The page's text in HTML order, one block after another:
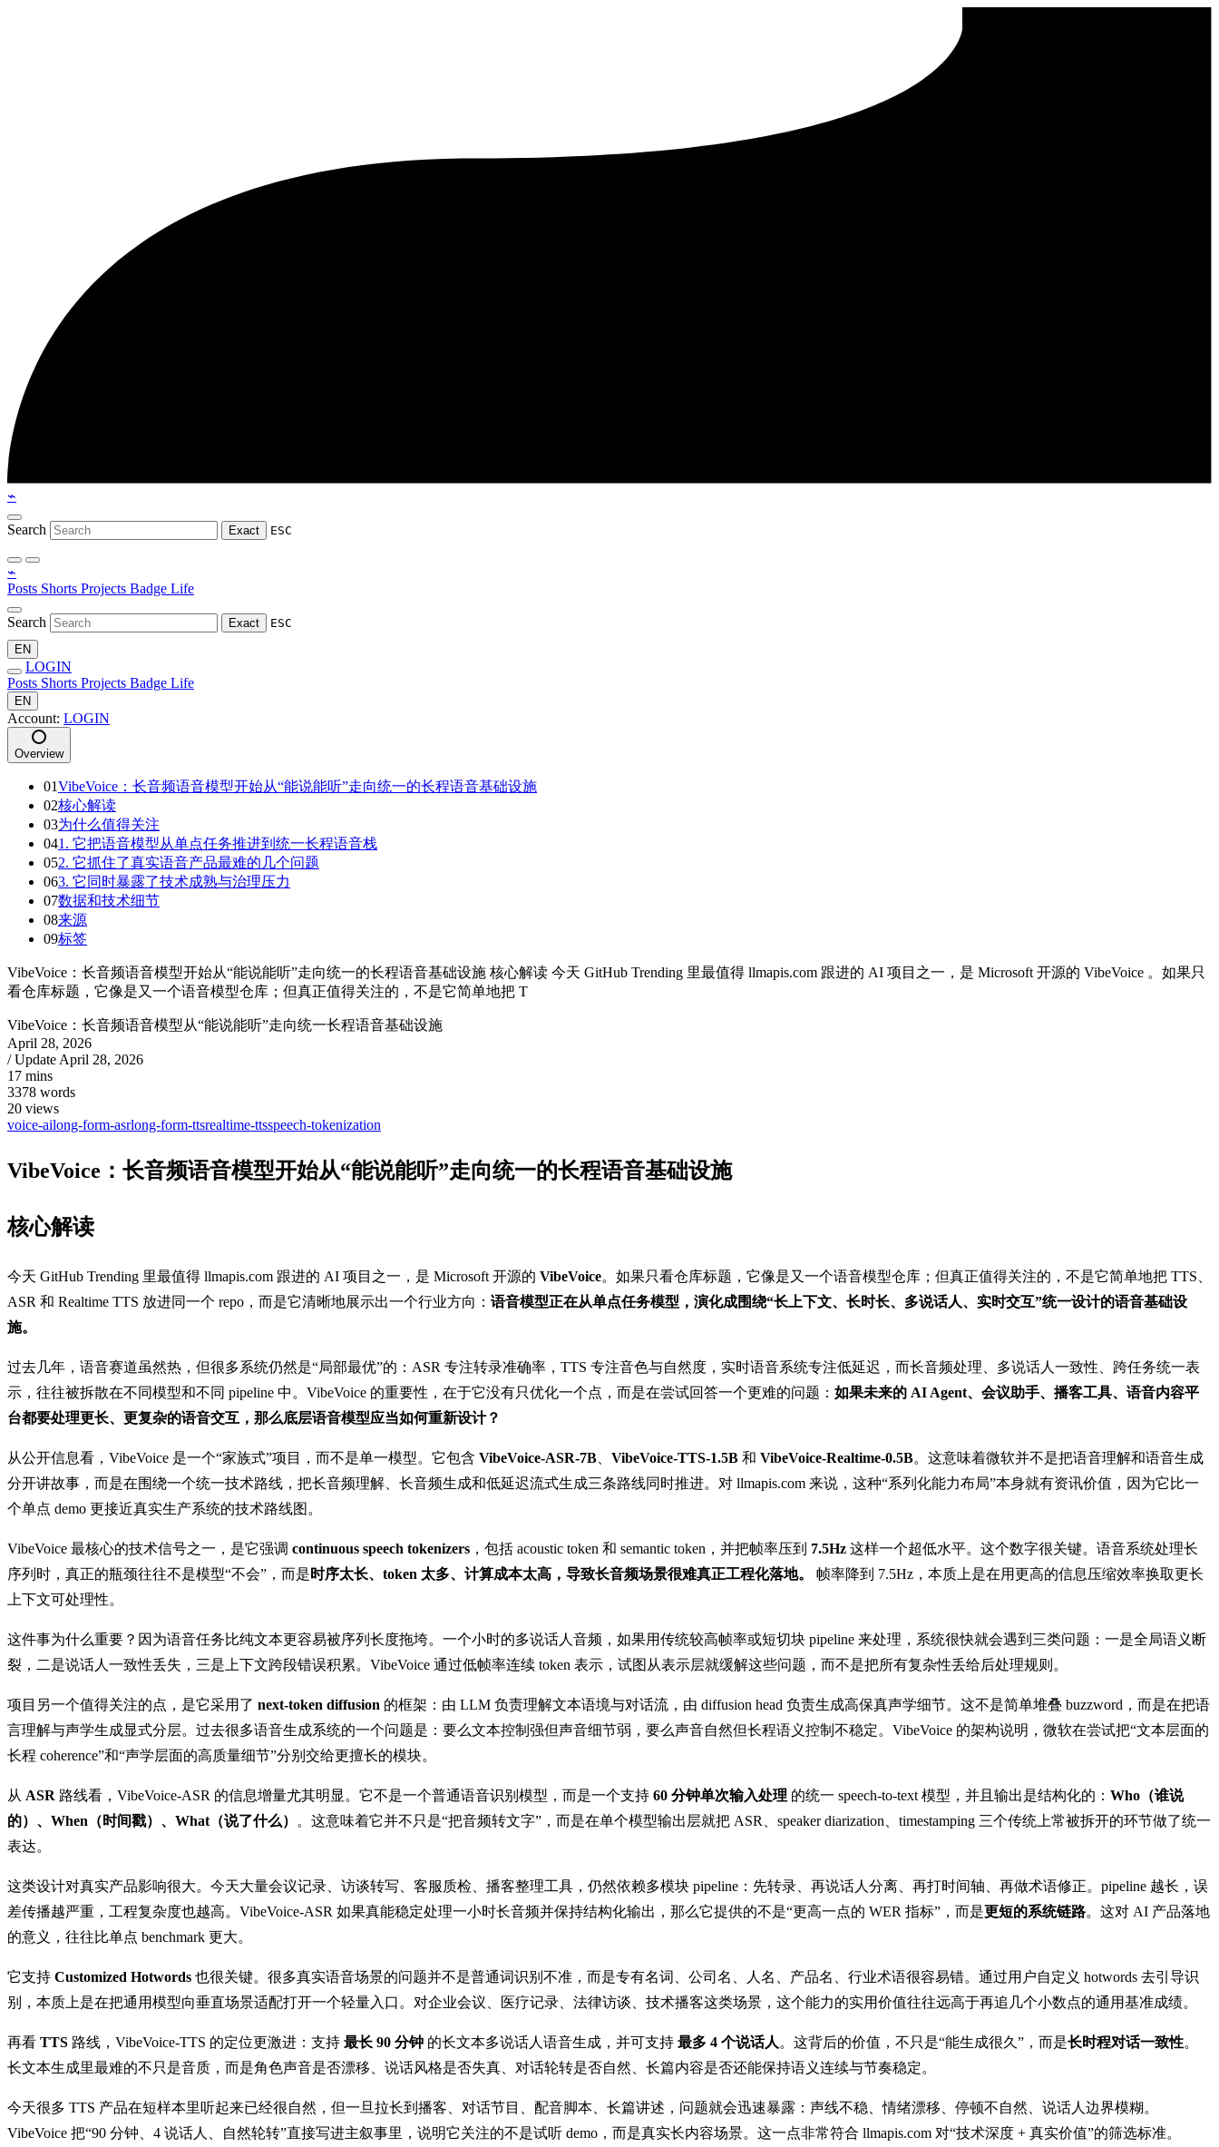
⌁
Search Exact ESC
⌁
Posts Shorts Projects Badge Life
Search Exact
ESC
EN
LOGIN
Posts Shorts Projects Badge Life
EN
Account: LOGIN
Overview
01VibeVoice：长音频语音模型开始从“能说能听”走向统一的长程语音基础设施
02核心解读
03为什么值得关注
041. 它把语音模型从单点任务推进到统一长程语音栈
052. 它抓住了真实语音产品最难的几个问题
063. 它同时暴露了技术成熟与治理压力
07数据和技术细节
08来源
09标签
VibeVoice：长音频语音模型开始从“能说能听”走向统一的长程语音基础设施 核心解读 今天 GitHub Trending 里最值得 llmapis.com 跟进的 AI 项目之一，是 Microsoft 开源的 VibeVoice 。如果只
看仓库标题，它像是又一个语音模型仓库；但真正值得关注的，不是它简单地把 T
VibeVoice：长音频语音模型从“能说能听”走向统一长程语音基础设施
April 28, 2026
/ Update April 28, 2026
17 mins
3378 words
20 views
voice-ailong-form-asrlong-form-ttsrealtime-ttsspeech-tokenization
VibeVoice：长音频语音模型开始从“能说能听”走向统一的长程语音基础设施
核心解读
今天 GitHub Trending 里最值得 llmapis.com 跟进的 AI 项目之一，是 Microsoft 开源的 VibeVoice。如果只看仓库标题，它像是又一个语音模型仓库；但真正值得关注的，不是它简单地把 TTS、
ASR 和 Realtime TTS 放进同一个 repo，而是它清晰地展示出一个行业方向： 语音模型正在从单点任务模型，演化成围绕“长上下文、长时长、多说话人、实时交互”统一设计的语音基础设
施。
过去几年，语音赛道虽然热，但很多系统仍然是“局部最优”的：ASR 专注转录准确率，TTS 专注音色与自然度，实时语音系统专注低延迟，而长音频处理、多说话人一致性、跨任务统一表
示，往往被拆散在不同模型和不同 pipeline 中。VibeVoice 的重要性，在于它没有只优化一个点，而是在尝试回答一个更难的问题： 如果未来的 AI Agent、会议助手、播客工具、语音内容平
台都要处理更长、更复杂的语音交互，那么底层语音模型应当如何重新设计？
从公开信息看，VibeVoice 是一个“家族式”项目，而不是单一模型。它包含 VibeVoice-ASR-7B VibeVoice-TTS-1.5B 和 VibeVoice-Realtime-0.5B。这意味着微软并不是把语音理解和语音生成
分开讲故事，而是在围绕一个统一技术路线，把长音频理解、长音频生成和低延迟流式生成三条路线同时推进。对 llmapis.com 来说，这种“系列化能力布局”本身就有资讯价值，因为它比一
个单点 demo 更接近真实生产系统的技术路线图。
VibeVoice 最核心的技术信号之一，是它强调 continuous speech tokenizers ，包括 acoustic token 和 semantic token，并把帧率压到 7.5Hz 这样一个超低水平。这个数字很关键。语音系统处理长
序列时，真正的瓶颈往往不是模型“不会”，而是 时序太长、token 太多、计算成本太高，导致长音频场景很难真正工程化落地。
帧率降到 7.5Hz，本质上是在用更高的信息压缩效率换取更长
上下文可处理性。
这件事为什么重要？因为语音任务比纯文本更容易被序列长度拖垮。一个小时的多说话人音频，如果用传统较高帧率或短切块 pipeline 来处理，系统很快就会遇到三类问题：一是全局语义断
裂，二是说话人一致性丢失，三是上下文跨段错误积累。VibeVoice 通过低帧率连续 token 表示，试图从表示层就缓解这些问题，而不是把所有复杂性丢给后处理规则。
项目另一个值得关注的点，是它采用了 next-token diffusion 的框架：由 LLM 负责理解文本语境与对话流，由 diffusion head 负责生成高保真声学细节。这不是简单堆叠 buzzword，而是在把语
言理解与声学生成显式分层。过去很多语音生成系统的一个问题是：要么文本控制强但声音细节弱，要么声音自然但长程语义控制不稳定。VibeVoice 的架构说明，微软在尝试把“文本层面的
长程 coherence”和“声学层面的高质量细节”分别交给更擅长的模块。
从 ASR 路线看，VibeVoice-ASR 的信息增量尤其明显。它不是一个普通语音识别模型，而是一个支持 60 分钟单次输入处理 的统一 speech-to-text 模型，并且输出是结构化的： Who（谁说
的）、When（时间戳）、What（说了什么）
。这意味着它并不只是“把音频转文字”，而是在单个模型输出层就把 ASR、speaker diarization、timestamping 三个传统上常被拆开的环节做了统一
表达。
这类设计对真实产品影响很大。今天大量会议记录、访谈转写、客服质检、播客整理工具，仍然依赖多模块 pipeline：先转录、再说话人分离、再打时间轴、再做术语修正。pipeline 越长，误
差传播越严重，工程复杂度也越高。VibeVoice-ASR 如果真能稳定处理一小时长音频并保持结构化输出，那么它提供的不是“更高一点的 WER 指标”，而是更短的系统链路。这对 AI 产品落地
的意义，往往比单点 benchmark 更大。
它支持 Customized Hotwords 也很关键。很多真实语音场景的问题并不是普通词识别不准，而是专有名词、公司名、人名、产品名、行业术语很容易错。通过用户自定义 hotwords 去引导识
别，本质上是在把通用模型向垂直场景适配打开一个轻量入口。对企业会议、医疗记录、法律访谈、技术播客这类场景，这个能力的实用价值往往远高于再追几个小数点的通用基准成绩。
再看 TTS 路线，VibeVoice-TTS 的定位更激进：支持 最长 90 分钟 的长文本多说话人语音生成，并可支持 最多 4 个说话人 。这背后的价值，不只是“能生成很久”，而是长时程对话一致性。
长文本生成里最难的不只是音质，而是角色声音是否漂移、说话风格是否失真、对话轮转是否自然、长篇内容是否还能保持语义连续与节奏稳定。
今天很多 TTS 产品在短样本里听起来已经很自然，但一旦拉长到播客、对话节目、配音脚本、长篇讲述，问题就会迅速暴露：声线不稳、情绪漂移、停顿不自然、说话人边界模糊。
VibeVoice 把“90 分钟、4 说话人、自然轮转”直接写进主叙事里，说明它关注的不是试听 demo，而是真实长内容场景。这一点非常符合 llmapis.com 对“技术深度 + 真实价值”的筛选标准。